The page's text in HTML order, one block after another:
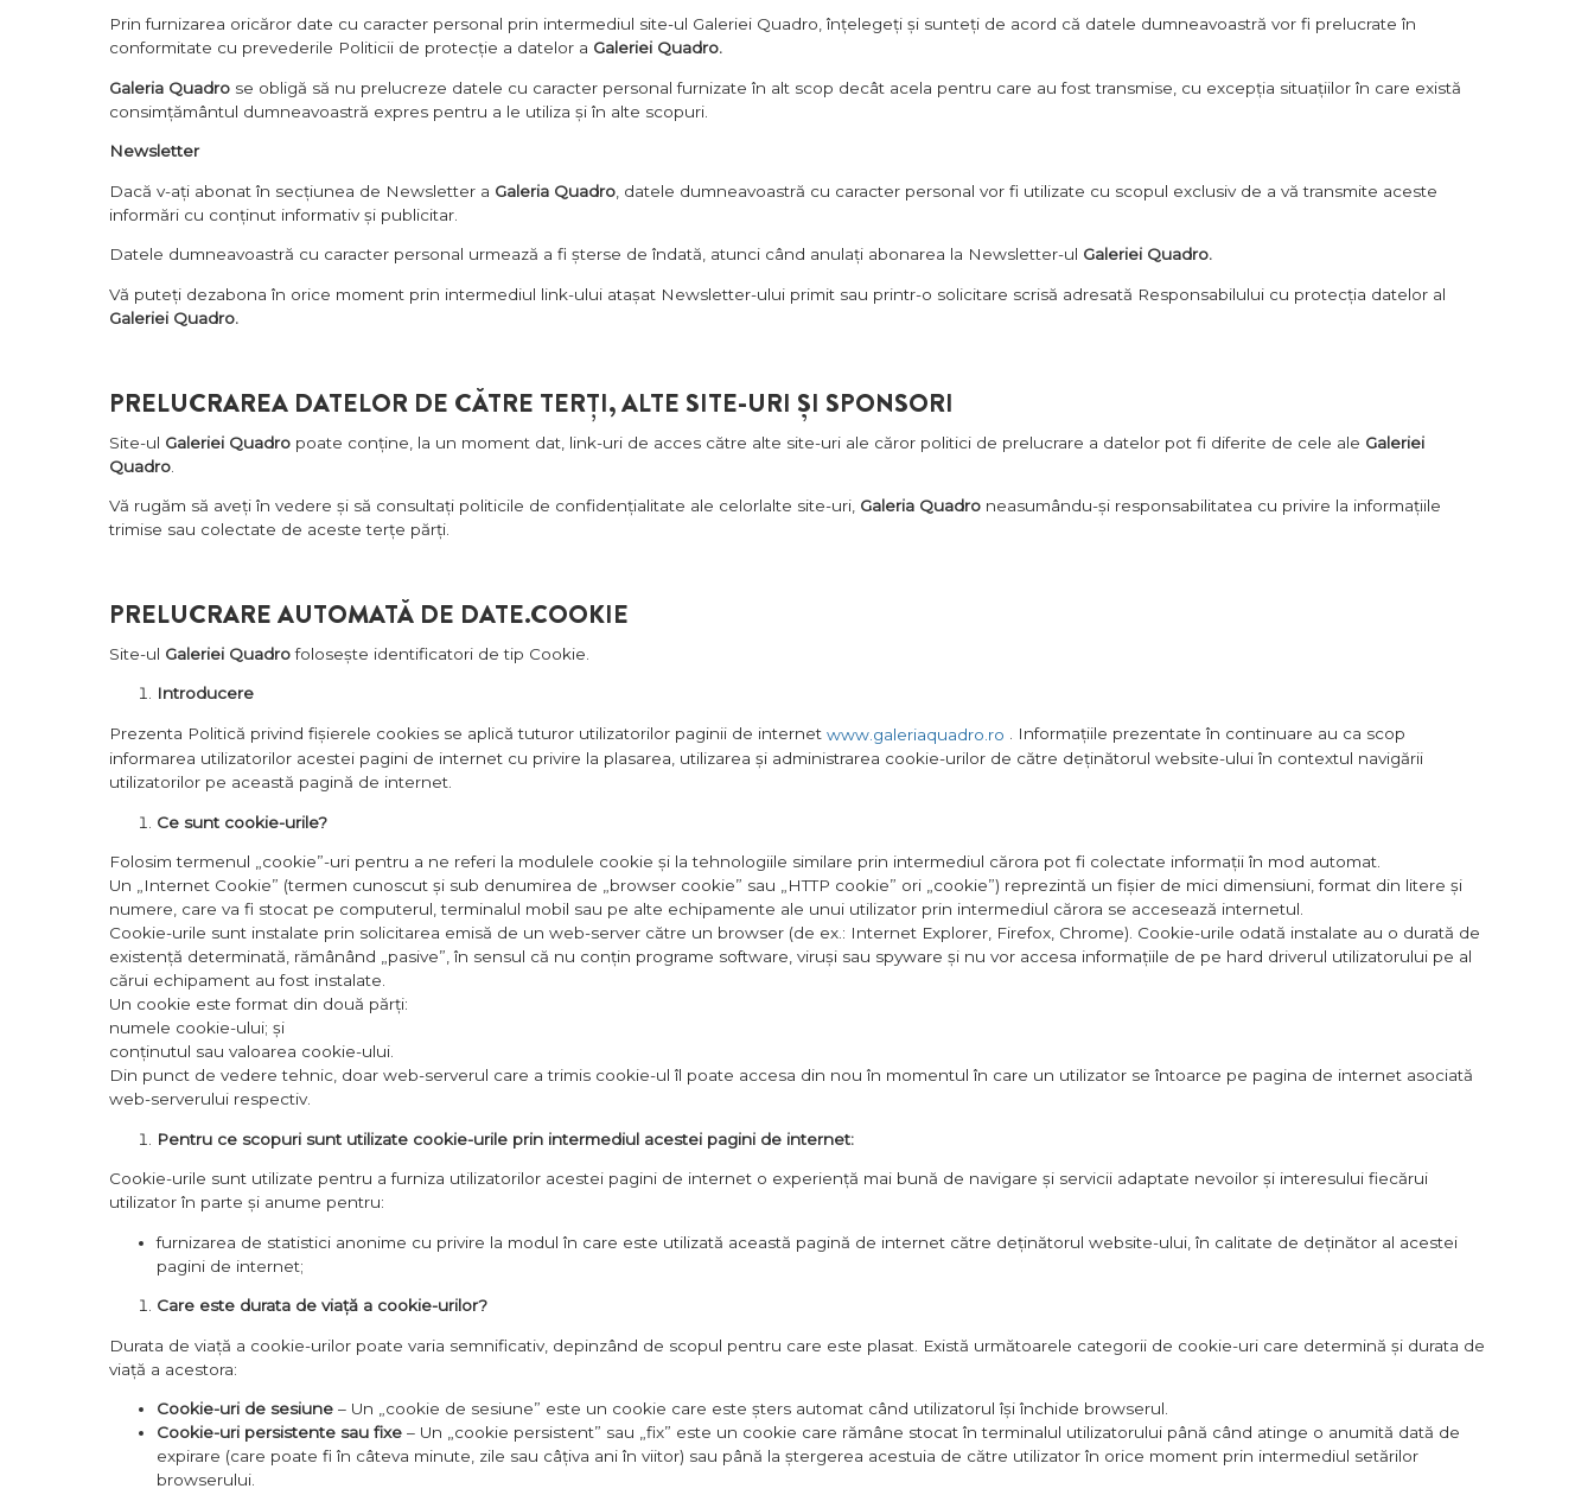
Prin furnizarea oricăror date cu caracter personal prin intermediul site-ul Galeriei Quadro, înțelegeți și sunteți de acord că datele dumneavoastră vor fi prelucrate în
conformitate cu prevederile Politicii de protecție a datelor a Galeriei Quadro.
Galeria Quadro se obligă să nu prelucreze datele cu caracter personal furnizate în alt scop decât acela pentru care au fost transmise, cu excepția situațiilor în care există
consimțământul dumneavoastră expres pentru a le utiliza și în alte scopuri.
Newsletter
Dacă v-ați abonat în secțiunea de Newsletter a Galeria Quadro , datele dumneavoastră cu caracter personal vor fi utilizate cu scopul exclusiv de a vă transmite aceste
informări cu conținut informativ și publicitar.
Datele dumneavoastră cu caracter personal urmează a fi șterse de îndată, atunci când anulați abonarea la Newsletter-ul Galeriei Quadro.
Vă puteți dezabona în orice moment prin intermediul link-ului atașat Newsletter-ului primit sau printr-o solicitare scrisă adresată Responsabilului cu protecția datelor al
Galeriei Quadro.
PRELUCRAREA DATELOR DE CĂTRE TERȚI, ALTE SITE-URI ȘI SPONSORI
Site-ul Galeriei Quadro poate conține, la un moment dat, link-uri de acces către alte site-uri ale căror politici de prelucrare a datelor pot fi diferite de cele ale Galeriei
Quadro
Vă rugăm să aveți în vedere și să consultați politicile de confidențialitate ale celorlalte site-uri, Galeria Quadro neasumându-și responsabilitatea cu privire la informațiile
trimise sau colectate de aceste terțe părți.
PRELUCRARE AUTOMATĂ DE DATE.COOKIE
Site-ul Galeriei Quadrofolosește identificatori de tip Cookie.
Introducere
Prezenta Politică privind fișierele cookies se aplică tuturor utilizatorilor paginii de internet www.galeriaquadro.ro . Informațiile prezentate în continuare au ca scop
informarea utilizatorilor acestei pagini de internet cu privire la plasarea, utilizarea și administrarea cookie-urilor de către deținătorul website-ului în contextul navigării
utilizatorilor pe această pagină de internet.
Ce sunt cookie-urile?
Folosim termenul „cookie”-uri pentru a ne referi la modulele cookie și la tehnologiile similare prin intermediul cărora pot fi colectate informații în mod automat.
Un „Internet Cookie” (termen cunoscut și sub denumirea de „browser cookie” sau „HTTP cookie” ori „cookie”) reprezintă un fișier de mici dimensiuni, format din litere și
numere, care va fi stocat pe computerul, terminalul mobil sau pe alte echipamente ale unui utilizator prin intermediul cărora se accesează internetul.
Cookie-urile sunt instalate prin solicitarea emisă de un web-server către un browser (de ex.: Internet Explorer, Firefox, Chrome). Cookie-urile odată instalate au o durată de
existență determinată, rămânând „pasive”, în sensul că nu conțin programe software, viruși sau spyware și nu vor accesa informațiile de pe hard driverul utilizatorului pe al
cărui echipament au fost instalate.
Un cookie este format din două părți:
numele cookie-ului; și
conținutul sau valoarea cookie-ului.
Din punct de vedere tehnic, doar web-serverul care a trimis cookie-ul îl poate accesa din nou în momentul în care un utilizator se întoarce pe pagina de internet asociată
web-serverului respectiv.
Pentru ce scopuri sunt utilizate cookie-urile prin intermediul acestei pagini de internet:
Cookie-urile sunt utilizate pentru a furniza utilizatorilor acestei pagini de internet o experiență mai bună de navigare și servicii adaptate nevoilor și interesului fiecărui
utilizator în parte și anume pentru:
furnizarea de statistici anonime cu privire la modul în care este utilizată această pagină de internet către deținătorul website-ului, în calitate de deținător al acestei
pagini de internet;
Care este durata de viață a cookie-urilor?
Durata de viață a cookie-urilor poate varia semnificativ, depinzând de scopul pentru care este plasat. Există următoarele categorii de cookie-uri care determină și durata de
viață a acestora:
Cookie-uri de sesiune – Un „cookie de sesiune” este un cookie care este șters automat când utilizatorul își închide browserul.
Cookie-uri persistente sau fixe – Un „cookie persistent” sau „fix” este un cookie care rămâne stocat în terminalul utilizatorului până când atinge o anumită dată de
expirare (care poate fi în câteva minute, zile sau câțiva ani în viitor) sau până la ștergerea acestuia de către utilizator în orice moment prin intermediul setărilor
browserului.